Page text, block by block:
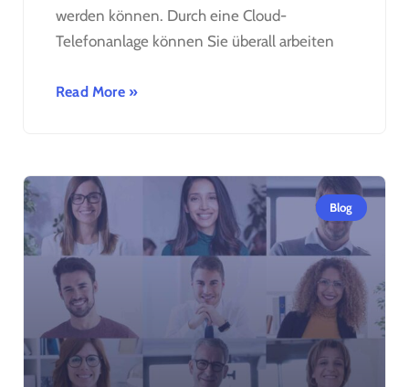
werden können. Durch eine Cloud-
Telefonanlage können Sie überall arbeiten
Read More »
Blog